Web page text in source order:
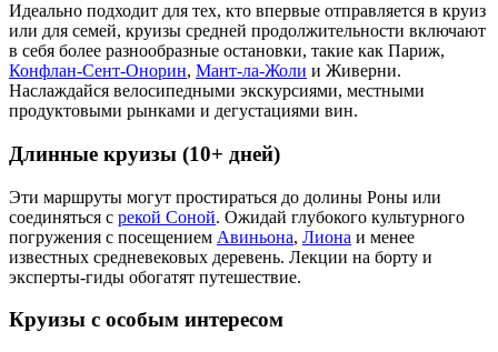
Идеально подходит для тех, кто впервые отправляется в круиз
или для семей, круизы средней продолжительности включают
в себя более разнообразные остановки, такие как Париж,
Конфлан-Сент-Онорин, Мант-ла-Жоли и Живерни.
Наслаждайся велосипедными экскурсиями, местными
продуктовыми рынками и дегустациями вин.
Длинные круизы (10+ дней)
Эти маршруты могут простираться до долины Роны или
соединяться с рекой Соной. Ожидай глубокого культурного
погружения с посещением Авиньона, Лиона и менее
известных средневековых деревень. Лекции на борту и
эксперты-гиды обогатят путешествие.
Круизы с особым интересом